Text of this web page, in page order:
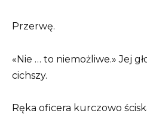
Przerwę.
«Nie … to niemożliwe.» Jej
cichszy.
Ręka oficera kurczowo